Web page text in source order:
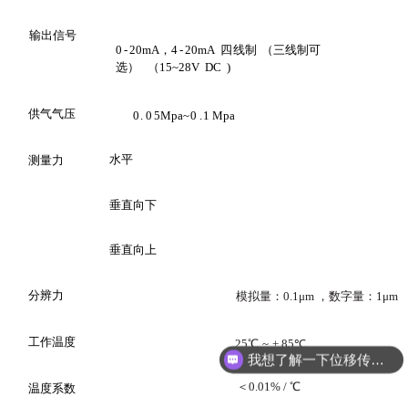
输出信号
0 -20mA ， 4-20mA 四线制
（三线制可
选） （ 15~28V DC )
供气气压 0. 0 5Mpa~0 1 Mpa
测量力 水平
垂直向下
垂直向上
分辨力 模拟量： 0.1μm ，数字量：1μm
工作温度 25℃ ~ + 85℃
温度系数 ＜ 0.01% / ℃
可以帮忙选型吗？